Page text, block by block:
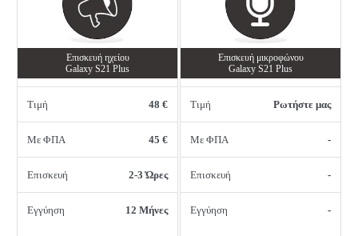
Επισκευή ηχείου
Galaxy S21 Plus
Τιμή 48 €
Με ΦΠΑ 45 €
Επισκευή 2-3 Ώρες
Εγγύηση 12 Μήνες
Επισκευή μικροφώνου
Galaxy S21 Plus
Τιμή Ρωτήστε μας
Με ΦΠΑ -
Επισκευή -
Εγγύηση -